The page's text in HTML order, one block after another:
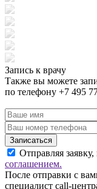
Запись к врачу
Также вы можете
по телефону +7 495
Записаться
Отправляя
соглашением.
После отправки с
специалист call-